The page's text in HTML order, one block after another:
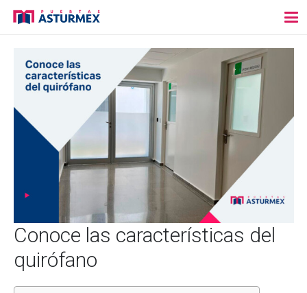
Conoce las características del
quirófano